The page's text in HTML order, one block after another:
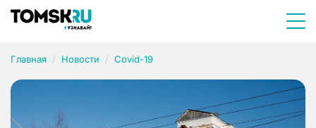
Главная Новости Covid-19